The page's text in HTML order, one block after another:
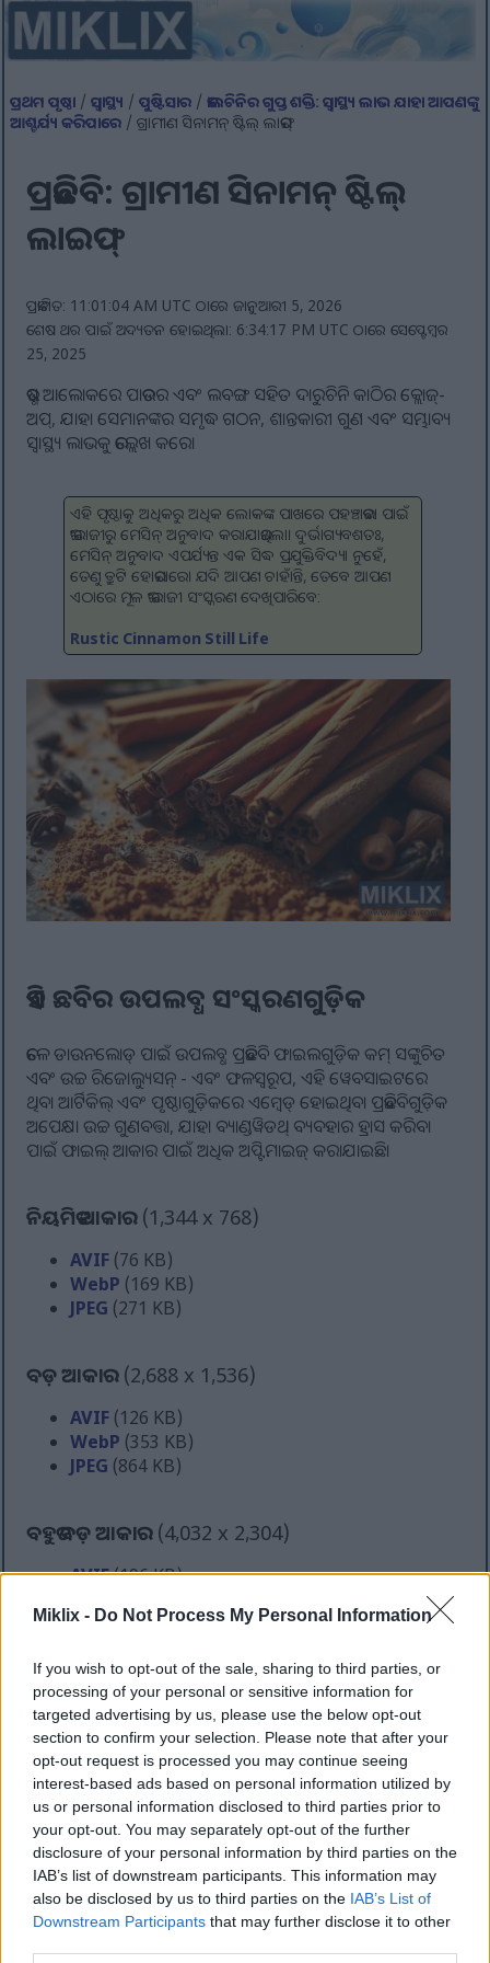
Miklix - Do Not Process My Personal Information
If you wish to opt-out of the sale, sharing to third parties, or
processing of your personal or sensitive information for
targeted advertising by us, please use the below opt-out
section to confirm your selection. Please note that after your
opt-out request is processed you may continue seeing
interest-based ads based on personal information utilized by
us or personal information disclosed to third parties prior to
your opt-out. You may separately opt-out of the further
disclosure of your personal information by third parties on the
IAB’s list of downstream participants. This information may
also be disclosed by us to third parties on the IAB’s List of
Downstream Participants that may further disclose it to other
ପ୍ରଥମ ପୃଷ୍ଠା /ସ୍ୱାସ୍ଥ୍ୟ /ପୁଷ୍ଟିସାର /ଡାଲଚିନିର ଗୁପ୍ତ ଶକ୍ତି: ସ୍ୱାସ୍ଥ୍ୟ ଲାଭ ଯାହା ଆପଣଙ୍କୁ
ଆଶ୍ଚର୍ଯ୍ୟ କରିପାରେ / ଗ୍ରାମୀଣ ସିନାମନ୍ ଷ୍ଟିଲ୍ ଲାଇଫ୍
ପ୍ରତିଛବି: ଗ୍ରାମୀଣ ସିନାମନ୍ ଷ୍ଟିଲ୍
ଲାଇଫ୍
ପ୍ରକାଶିତ: 11:01:04 AM UTC ଠାରେ ଜାନୁଆରୀ 5, 2026
ଶେଷ ଥର ପାଇଁ ଅଦ୍ୟତନ ହୋଇଥିଲା: 6:34:17 PM UTC ଠାରେ ସେପ୍ଟେମ୍ବର
25, 2025
ଉଷ୍ମ ଆଲୋକରେ ପାଉଡର ଏବଂ ଲବଙ୍ଗ ସହିତ ଦାରୁଚିନି କାଠିର କ୍ଲୋଜ୍-
ଅପ୍, ଯାହା ସେମାନଙ୍କର ସମୃଦ୍ଧ ଗଠନ, ଶାନ୍ତକାରୀ ଗୁଣ ଏବଂ ସମ୍ଭାବ୍ୟ
ସ୍ୱାସ୍ଥ୍ୟ ଲାଭକୁ ଉଲ୍ଲେଖ କରେ।
ଏହି ପୃଷ୍ଠାକୁ ଅଧିକରୁ ଅଧିକ ଲୋକଙ୍କ ପାଖରେ ପହଞ୍ଚାଇବା ପାଇଁ
ଇଂରାଜୀରୁ ମେସିନ୍ ଅନୁବାଦ କରାଯାଇଥିଲା। ଦୁର୍ଭାଗ୍ୟବଶତଃ,
ମେସିନ୍ ଅନୁବାଦ ଏପର୍ଯ୍ୟନ୍ତ ଏକ ସିଦ୍ଧ ପ୍ରଯୁକ୍ତିବିଦ୍ୟା ନୁହେଁ,
ତେଣୁ ତ୍ରୁଟି ହୋଇପାରେ। ଯଦି ଆପଣ ଚାହାଁନ୍ତି, ତେବେ ଆପଣ
ଏଠାରେ ମୂଳ ଇଂରାଜୀ ସଂସ୍କରଣ ଦେଖିପାରିବେ:
Rustic Cinnamon Still Life
ଏହି ଛବିର ଉପଲବ୍ଧ ସଂସ୍କରଣଗୁଡ଼ିକ
ତଳେ ଡାଉନଲୋଡ୍ ପାଇଁ ଉପଲବ୍ଧ ପ୍ରତିଛବି ଫାଇଲଗୁଡ଼ିକ କମ୍ ସଙ୍କୁଚିତ
ଏବଂ ଉଚ୍ଚ ରିଜୋଲ୍ୟୁସନ୍ - ଏବଂ ଫଳସ୍ୱରୂପ, ଏହି ୱେବସାଇଟରେ
ଥିବା ଆର୍ଟିକିଲ୍ ଏବଂ ପୃଷ୍ଠାଗୁଡ଼ିକରେ ଏମ୍ବେଡ୍ ହୋଇଥିବା ପ୍ରତିଛବିଗୁଡ଼ିକ
ଅପେକ୍ଷା ଉଚ୍ଚ ଗୁଣବତ୍ତା, ଯାହା ବ୍ୟାଣ୍ଡୱିଡଥ୍ ବ୍ୟବହାର ହ୍ରାସ କରିବା
ପାଇଁ ଫାଇଲ୍ ଆକାର ପାଇଁ ଅଧିକ ଅପ୍ଟିମାଇଜ୍ କରାଯାଇଛି।
ନିୟମିତ ଆକାର (1,344 x 768)
AVIF (76 KB)
WebP (169 KB)
JPEG (271 KB)
ବଡ଼ ଆକାର (2,688 x 1,536)
AVIF (126 KB)
WebP (353 KB)
JPEG (864 KB)
ବହୁତ ବଡ଼ ଆକାର (4,032 x 2,304)
AVIF(196 KB)
JPEG(1.6 MB)
ଅତ୍ୟଧିକ ବଡ଼ ଆକାର(5,376 x 3,072)
AVIF(280 KB)
WebP(914 KB)
JPEG(2.5 MB)
ହାସ୍ୟପୂର୍ଣ୍ଣ ଭାବରେ ବଡ଼ ଆକାର(1,048,576 x
599,186)
ଏବେ ବି ଅପଲୋଡ୍ ହେଉଛି... ;-)